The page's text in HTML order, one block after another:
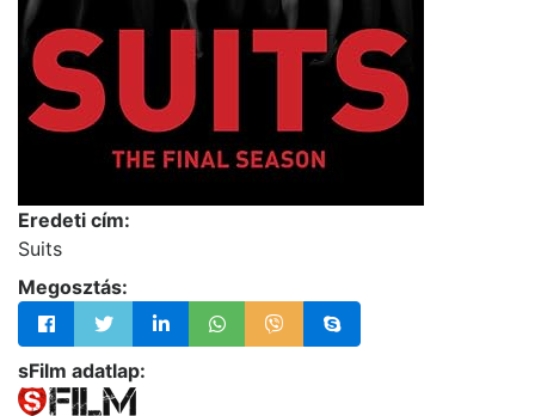
Eredeti cím:
Suits
Megosztás:
sFilm adatlap: